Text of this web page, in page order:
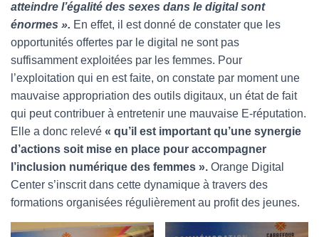
atteindre l’égalité des sexes dans le digital sont
énormes ». En effet, il est donné de constater que les
opportunités offertes par le digital ne sont pas
suffisamment exploitées par les femmes. Pour
l’exploitation qui en est faite, on constate par moment une
mauvaise appropriation des outils digitaux, un état de fait
qui peut contribuer à entretenir une mauvaise E-réputation.
Elle a donc relevé « qu’il est important qu’une synergie
d’actions soit mise en place pour accompagner
l’inclusion numérique des femmes ». Orange Digital
Center s’inscrit dans cette dynamique à travers des
formations organisées régulièrement au profit des jeunes.